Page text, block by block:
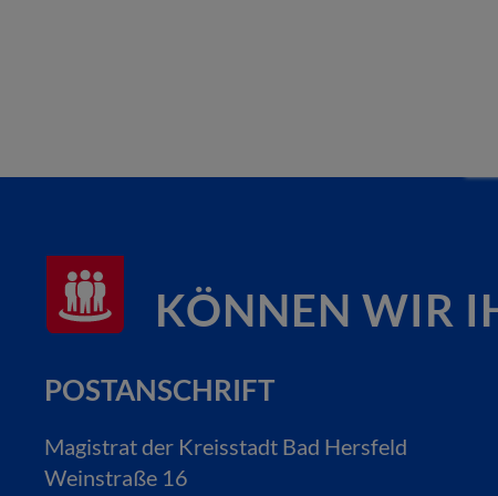
KÖNNEN WIR
POSTANSCHRIFT
Magistrat der Kreisstadt Bad Hersfeld
Weinstraße 16